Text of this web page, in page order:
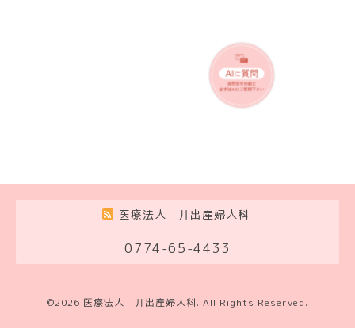
医療法人 井出産婦人科
0774-65-4433
©2026 医療法人 井出産婦人科. All Rights Reserved.